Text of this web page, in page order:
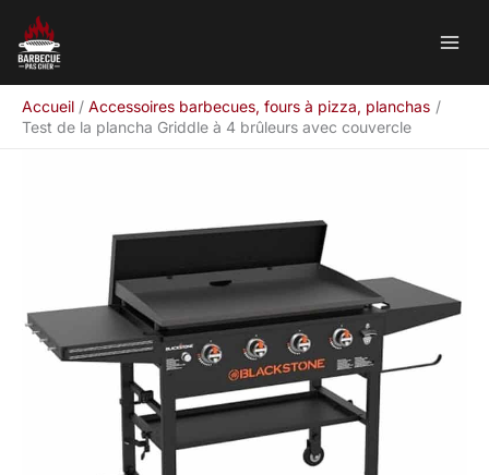
contenu
Accueil
Accessoires barbecues, fours à pizza, planchas
Test de la plancha Griddle à 4 brûleurs avec couvercle
Rechercher